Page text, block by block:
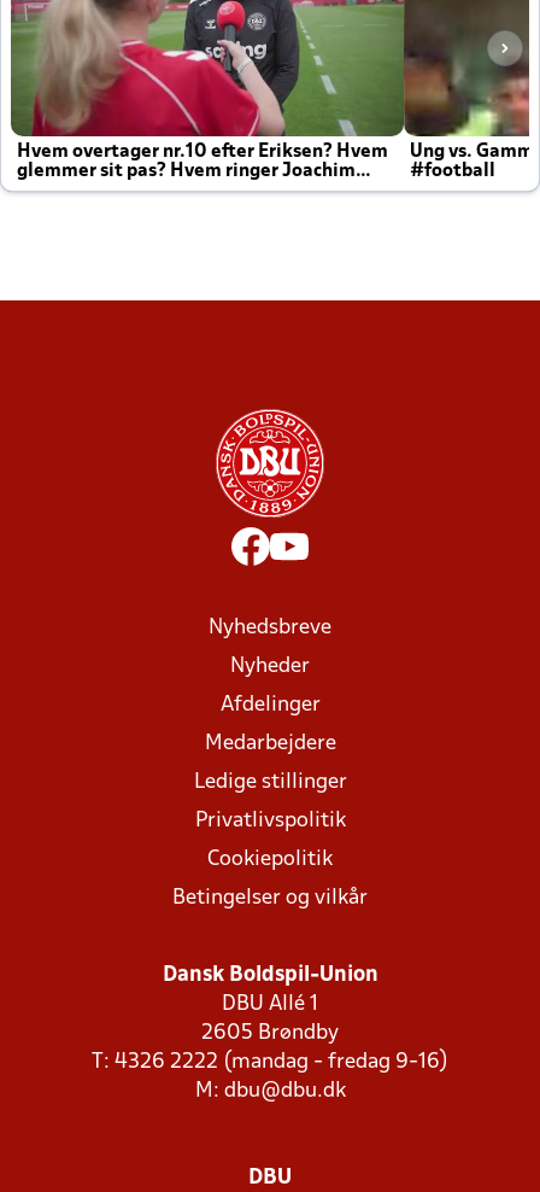
Hvem overtager nr.10 efter Eriksen? Hvem
glemmer sit pas? Hvem ringer Joachim
altid til efter kampe?
Ung vs.
#football
Nyhedsbreve
Nyheder
Afdelinger
Medarbejdere
Ledige stillinger
Privatlivspolitik
Cookiepolitik
Betingelser og vilkår
Dansk Boldspil-Union
DBU Allé 1
2605 Brøndby
T: 4326 2222 (mandag - fredag 9-16)
M: dbu@dbu.dk
DBU